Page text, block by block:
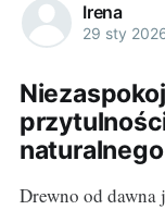
Irena
29 sty
Drewno od